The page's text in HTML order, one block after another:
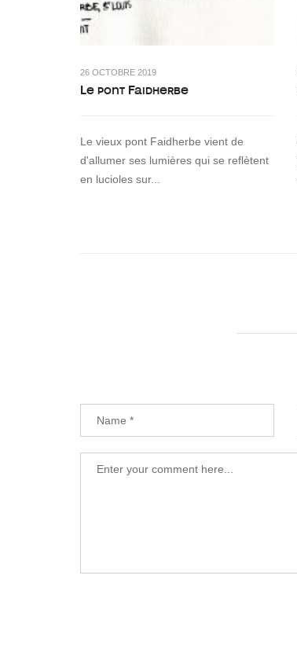
26 OCTOBRE 2019
Le pont Faidherbe
Le vieux pont Faidherbe vient de
d'allumer ses lumières qui se reflètent
en lucioles sur...